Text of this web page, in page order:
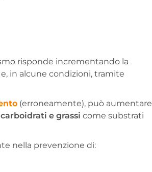
risponde incrementando la
in alcune condizioni, tramite
(erroneamente), può aumentare
carboidrati e grassi come substrati
nella prevenzione di: